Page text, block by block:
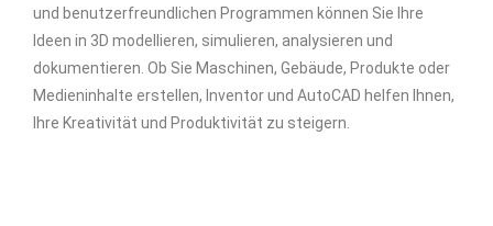
und benutzerfreundlichen Programmen können Sie Ihre
Ideen in 3D modellieren, simulieren, analysieren und
dokumentieren. Ob Sie Maschinen, Gebäude, Produkte oder
Medieninhalte erstellen, Inventor und AutoCAD helfen Ihnen,
Ihre Kreativität und Produktivität zu steigern.